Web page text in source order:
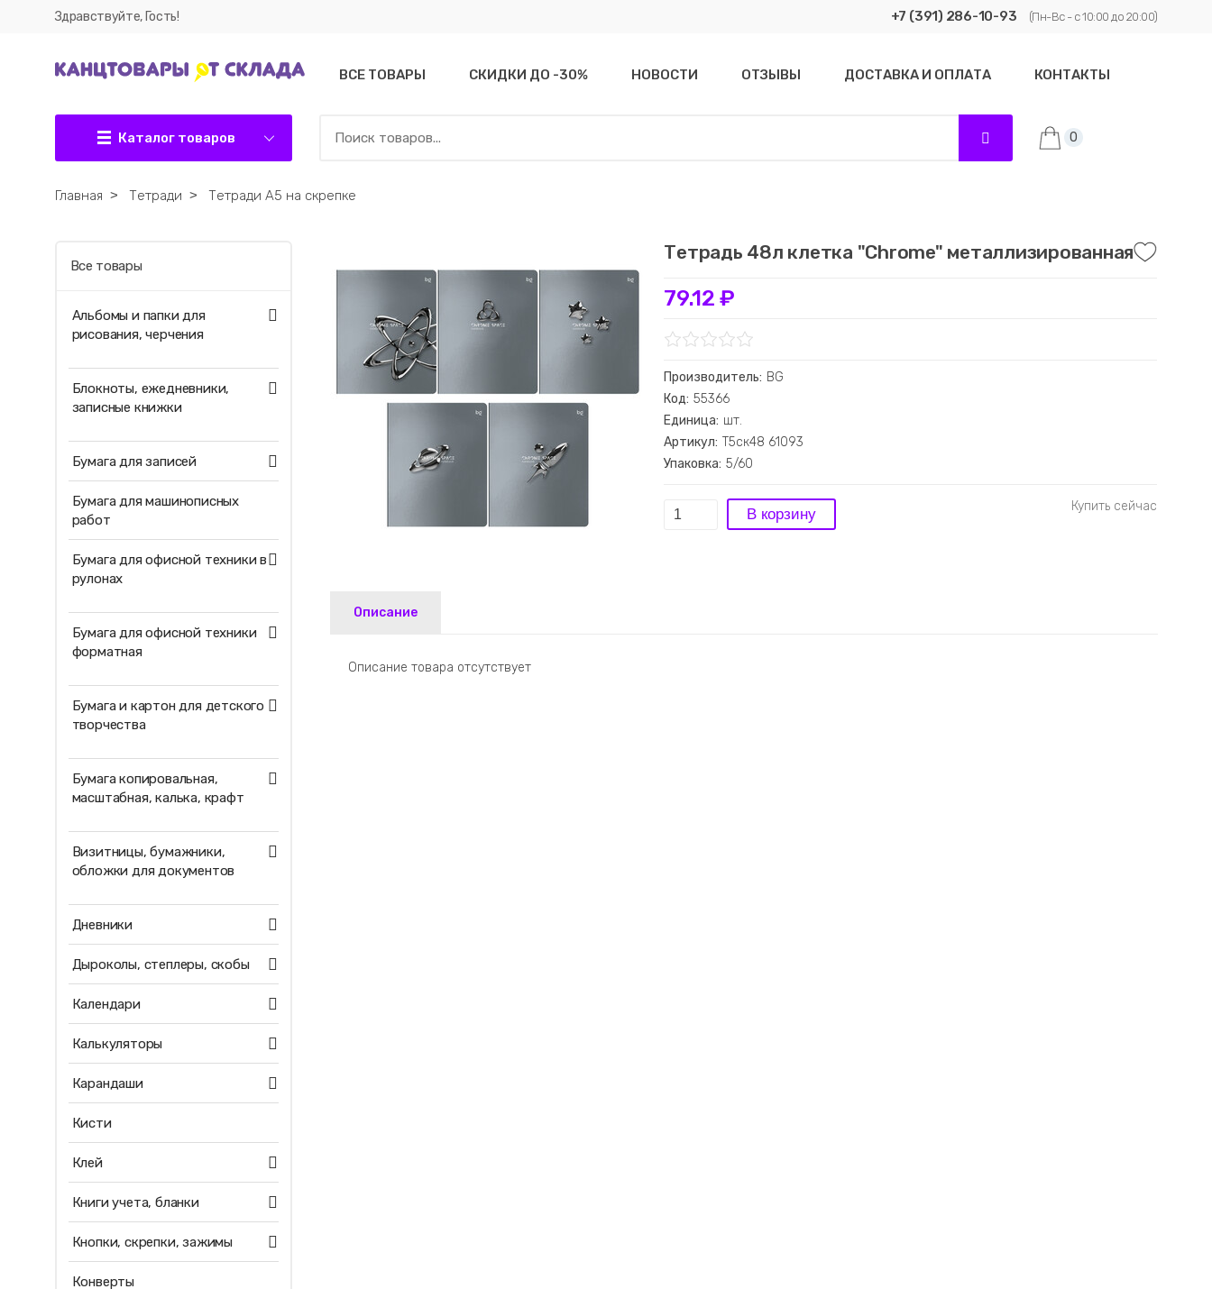
Здравствуйте, Гость! +7 (391) 286-10-93 (Пн-Вс - с 10:00 до 20:00)
Каталог товаров
ВСЕ ТОВАРЫ СКИДКИ ДО -30% НОВОСТИ ОТЗЫВЫ ДОСТАВКА И ОПЛАТА КОНТАКТЫ
0
Главная ˃ Тетради ˃ Тетради А5 на скрепке
Тетрадь 48л клетка "Chrome" металлизированная
79.12 ₽
Производитель: BG
Код: 55366
Единица: шт.
Артикул: Т5ск48 61093
Упаковка: 5/60
Описание
Описание товара отсутствует
Все товары
Альбомы и папки для
рисования, черчения
Блокноты, ежедневники,
записные книжки
Бумага для записей
Бумага для машинописных
работ
Бумага для офисной техники в
рулонах
Бумага для офисной техники
форматная
Бумага и картон для детского
творчества
Бумага копировальная,
масштабная, калька, крафт
Визитницы, бумажники,
обложки для документов
Дневники
Дыроколы, степлеры, скобы
Календари
Калькуляторы
Карандаши
Кисти
Клей
Книги учета, бланки
Кнопки, скрепки, зажимы
Конверты